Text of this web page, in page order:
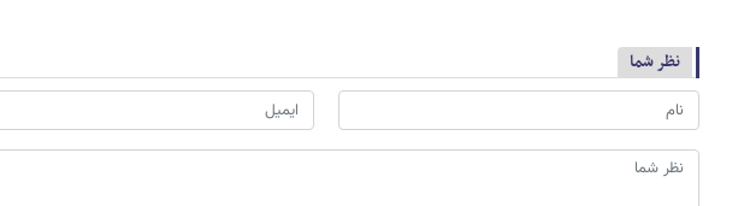
نظر شما